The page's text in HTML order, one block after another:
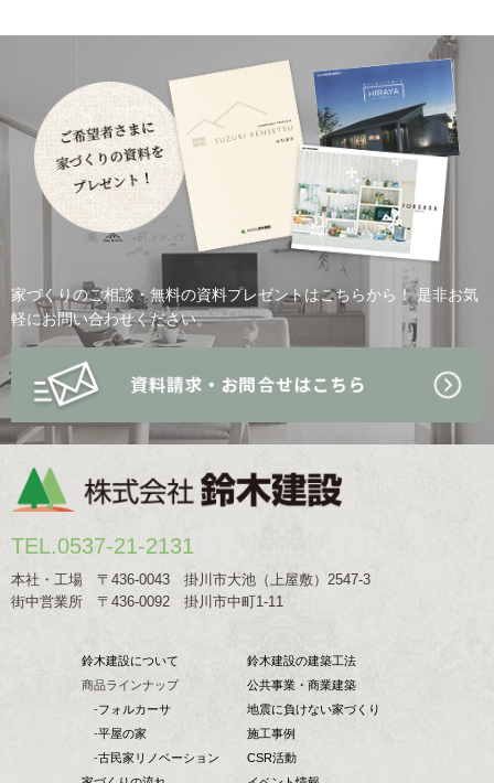
家づくりのご相談・無料の資料プレゼントはこちらから！是非お気
軽にお問い合わせください。
TEL.0537-21-2131
本社・工場 〒436-0043 掛川市大池（上屋敷）2547-3
街中営業所 〒436-0092 掛川市中町1-11
鈴木建設について
商品ラインナップ
-フォルカーサ
-平屋の家
-古民家リノベーション
鈴木建設の建築工法
公共事業・商業建築
地震に負けない家づくり
施工事例
CSR活動